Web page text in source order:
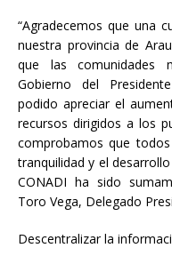
“Agradecemos que una
nuestra provincia de
que las comunidades
Gobierno del
podido apreciar el
recursos dirigidos a los
comprobamos que
tranquilidad y el
CONADI ha sido
Toro Vega, Delegado
Descentralizar la